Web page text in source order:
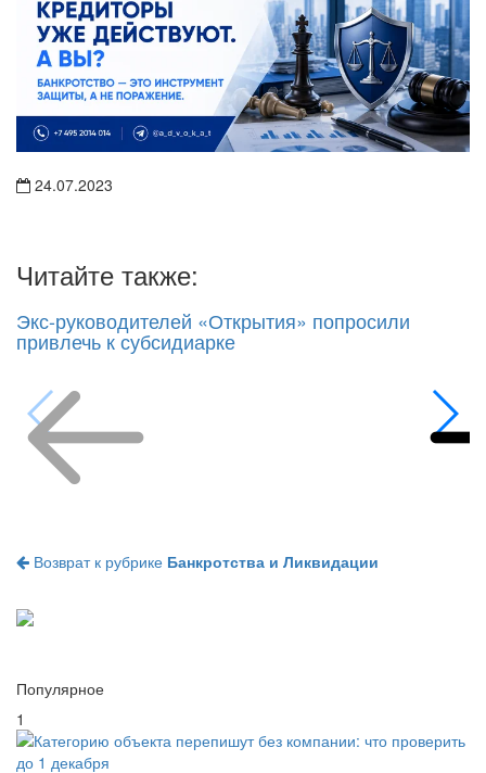
24.07.2023
Читайте также:
Экс-руководителей «Открытия» попросили
привлечь к субсидиарке
Возврат к рубрике Банкротства и Ликвидации
Популярное
1